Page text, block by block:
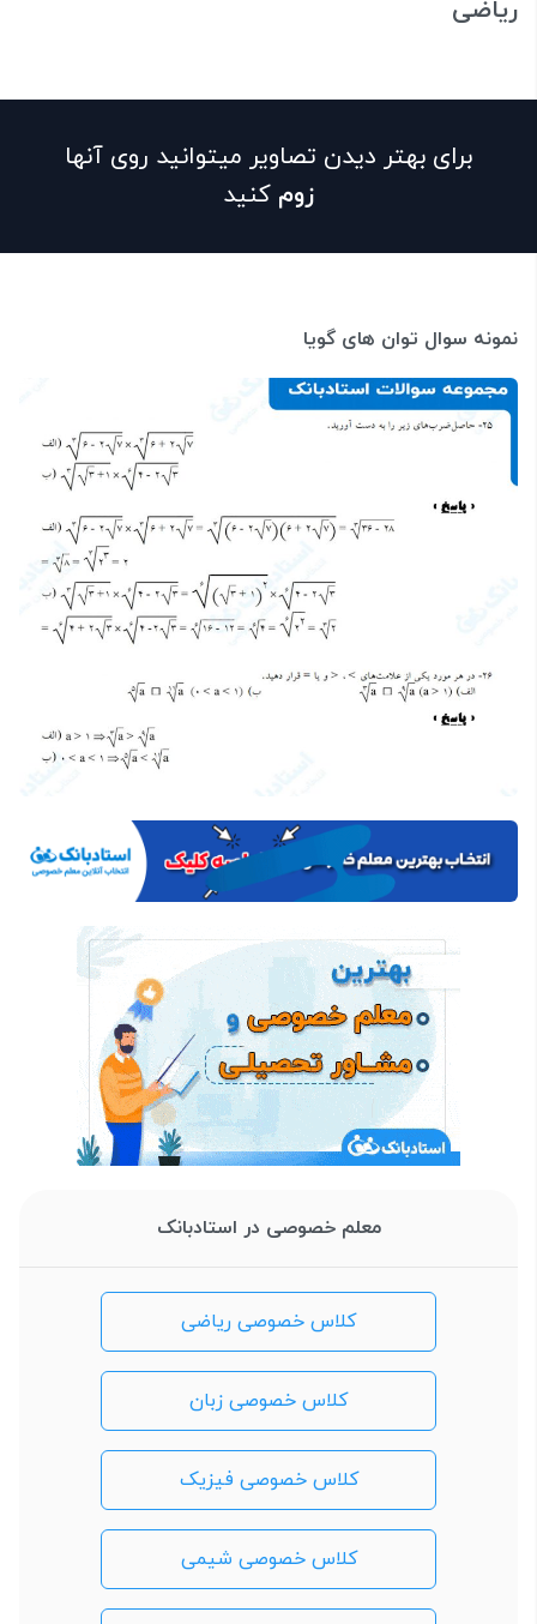
ریاضی
برای بهتر دیدن تصاویر میتوانید روی آنها
زوم کنید
نمونه سوال توان های گویا
معلم خصوصی در استادبانک
کلاس خصوصی ریاضی
کلاس خصوصی زبان
کلاس خصوصی فیزیک
کلاس خصوصی شیمی